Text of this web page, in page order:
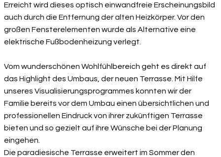
Erreicht wird dieses optisch einwandfreie Erscheinungsbild
auch durch die Entfernung der alten Heizkörper. Vor den
großen Fensterelementen wurde als Alternative eine
elektrische Fußbodenheizung verlegt.
Vom wunderschönen Wohlfühlbereich geht es direkt auf
das Highlight des Umbaus, der neuen Terrasse. Mit Hilfe
unseres Visualisierungsprogrammes konnten wir der
Familie bereits vor dem Umbau einen übersichtlichen und
professionellen Eindruck von ihrer zukünftigen Terrasse
bieten und so gezielt auf ihre Wünsche bei der Planung
eingehen.
Die paradiesische Terrasse erweitert im Sommer den